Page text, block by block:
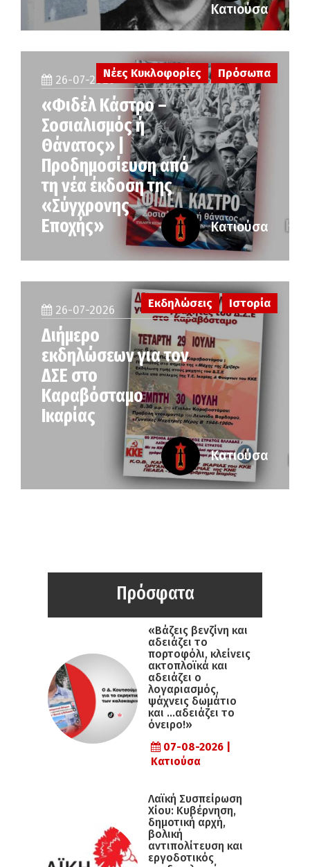
Κατιούσα
26-07-2026
«Φιδέλ Κάστρο –
Σοσιαλισμός ή
Θάνατος» |
Προδημοσίευση από
τη νέα έκδοση της
«Σύγχρονης
Εποχής»
Νέες Κυκλοφορίες Πρόσωπα
Κατιούσα
26-07-2026
Διήμερο
εκδηλώσεων για τον
ΔΣΕ στο
Καραβόσταμο
Ικαρίας
Εκδηλώσεις Ιστορία
Κατιούσα
Πρόσφατα
«Βάζεις βενζίνη και
αδειάζει το
πορτοφόλι, κλείνεις
ακτοπλοϊκά και
αδειάζει ο
λογαριασμός,
ψάχνεις δωμάτιο
και …αδειάζει το
όνειρο!»
07-08-2026 |
Κατιούσα
Λαϊκή Συσπείρωση
Χίου: Κυβέρνηση,
δημοτική αρχή,
βολική
αντιπολίτευση και
εργοδοτικός